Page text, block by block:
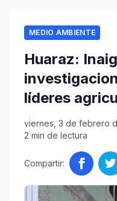
MEDIO AMBIENTE
Huaraz:
líderes
viernes, 3 de febrero
2 min de lectura
Compartir: